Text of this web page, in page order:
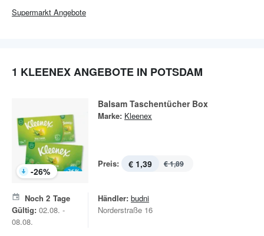
Supermarkt Angebote
1 KLEENEX ANGEBOTE IN POTSDAM
-26%
Balsam Taschentücher Box
Marke: Kleenex
Preis: € 1,39 € 1,89
Noch 2 Tage
Gültig: 02.08. -
08.08.
Händler: budni
Norderstraße 16